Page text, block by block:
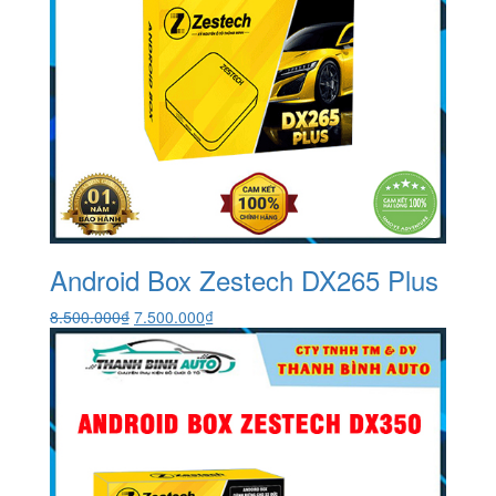
Android Box Zestech DX265 Plus
8.500.000₫ Giá
gốc
là:
8.500.000₫.
7.500.000₫Giá
hiện
tại